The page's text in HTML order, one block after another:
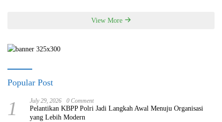
View More
Popular Post
1 July 29, 2026 0 Comment
Pelantikan KBPP Polri Jadi Langkah Awal Menuju Organisasi
yang Lebih Modern